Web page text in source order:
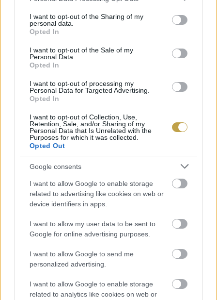
not limited to your visit or usage behaviour. You may click to
grant or deny consent to Google and its third-party tags to
use your data for below specified purposes in below Google
consent section.
I want to opt-out of the Sharing of my
personal data.
Opted In
I want to opt-out of the Sale of my
Personal Data.
Opted In
I want to opt-out of processing my
Personal Data for Targeted Advertising.
Opted In
I want to opt-out of Collection, Use,
Retention, Sale, and/or Sharing of my
Personal Data that Is Unrelated with the
Purposes for which it was collected.
Opted Out
Google consents
I want to allow Google to enable storage
related to advertising like cookies on web or
device identifiers in apps.
I want to allow my user data to be sent to
Google for online advertising purposes.
I want to allow Google to send me
personalized advertising.
I want to allow Google to enable storage
related to analytics like cookies on web or